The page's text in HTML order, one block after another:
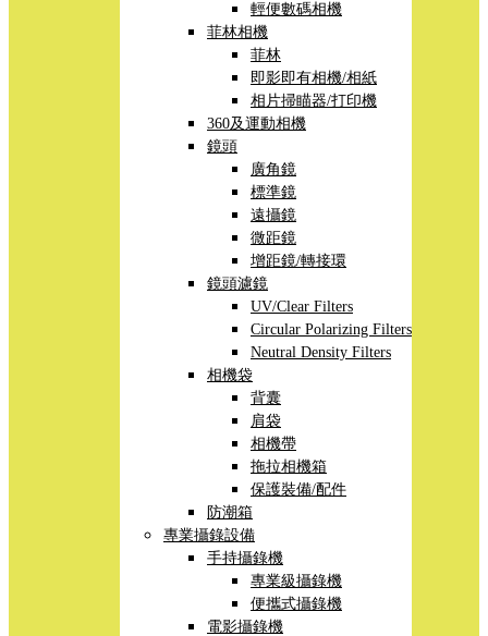
輕便數碼相機
菲林相機
菲林
即影即有相機/相紙
相片掃瞄器/打印機
360及運動相機
鏡頭
廣角鏡
標準鏡
遠攝鏡
微距鏡
增距鏡/轉接環
鏡頭濾鏡
UV/Clear Filters
Circular Polarizing Filters
Neutral Density Filters
相機袋
背囊
肩袋
相機帶
拖拉相機箱
保護裝備/配件
防潮箱
專業攝錄設備
手持攝錄機
專業級攝錄機
便攜式攝錄機
電影攝錄機